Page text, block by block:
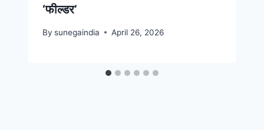
‘फील्डर’
By sunegaindia April 26, 2026